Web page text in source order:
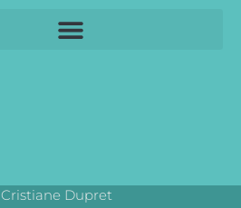
Cristiane Dupret